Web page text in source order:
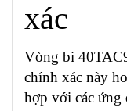
xác
Vòng bi
chính xác này
hợp với các ứng